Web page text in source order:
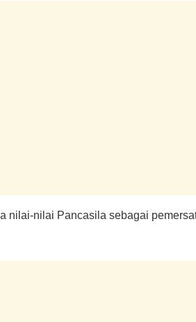
nilai-nilai Pancasila sebagai